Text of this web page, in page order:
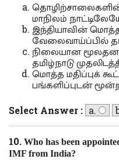
மாநிலம்
இந்தியாவின்
வேலைவாய்ப்பில்
நிலையான
தமிழ்நாடு
மொத்த மதிப்புக்
பங்களிப்புடன்
Select Answer : a.
10.Who has been
IMF from India?